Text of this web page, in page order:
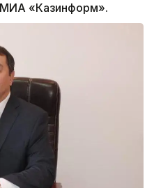
«Казинформ».